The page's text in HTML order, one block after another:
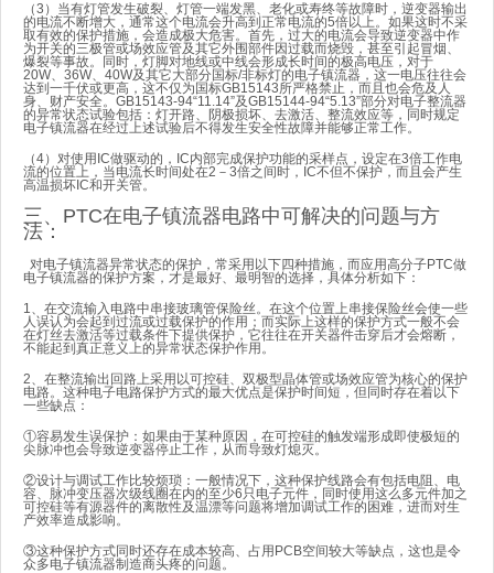
（3）当有灯管发生破裂、灯管一端发黑、老化或寿终等故障时，逆变器输出
的电流不断增大，通常这个电流会升高到正常电流的5倍以上。如果这时不采
取有效的保护措施，会造成极大危害。首先，过大的电流会导致逆变器中作
为开关的三极管或场效应管及其它外围部件因过载而烧毁，甚至引起冒烟、
爆裂等事故。同时，灯脚对地线或中线会形成长时间的极高电压，对于
20W、36W、40W及其它大部分国标/非标灯的电子镇流器，这一电压往往会
达到一千伏或更高，这不仅为国标GB15143所严格禁止，而且也会危及人
身、财产安全。GB15143-94“11.14”及GB15144-94“5.13”部分对电子整流器
的异常状态试验包括：灯开路、阴极损坏、去激活、整流效应等，同时规定
电子镇流器在经过上述试验后不得发生安全性故障并能够正常工作。
（4）对使用IC做驱动的，IC内部完成保护功能的采样点，设定在3倍工作电
流的位置上，当电流长时间处在2－3倍之间时，IC不但不保护，而且会产生
高温损坏IC和开关管。
三、PTC在电子镇流器电路中可解决的问题与方
法：
对电子镇流器异常状态的保护，常采用以下四种措施，而应用高分子PTC做
电子镇流器的保护方案，才是最好、最明智的选择，具体分析如下：
1、在交流输入电路中串接玻璃管保险丝。在这个位置上串接保险丝会使一些
人误认为会起到过流或过载保护的作用；而实际上这样的保护方式一般不会
在灯丝去激活等过载条件下提供保护，它往往在开关器件击穿后才会熔断，
不能起到真正意义上的异常状态保护作用。
2、在整流输出回路上采用以可控硅、双极型晶体管或场效应管为核心的保护
电路。这种电子电路保护方式的最大优点是保护时间短，但同时存在着以下
一些缺点：
①容易发生误保护：如果由于某种原因，在可控硅的触发端形成即使极短的
尖脉冲也会导致逆变器停止工作，从而导致灯熄灭。
②设计与调试工作比较烦琐：一般情况下，这种保护线路会有包括电阻、电
容、脉冲变压器次级线圈在内的至少6只电子元件，同时使用这么多元件加之
可控硅等有源器件的离散性及温漂等问题将增加调试工作的困难，进而对生
产效率造成影响。
③这种保护方式同时还存在成本较高、占用PCB空间较大等缺点，这也是令
众多电子镇流器制造商头疼的问题。